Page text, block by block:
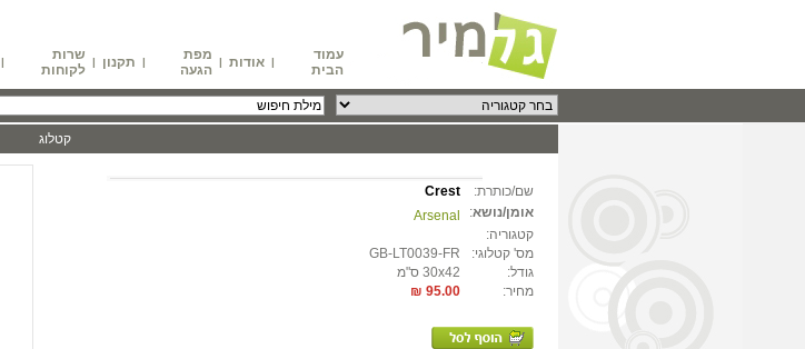
עמוד
הבית
| אודות |
מפת
הגעה
| תקנון |
שרות
לקוחות
|
קטלוג
שם/כותרת:
Crest
אומן/נושא:
Arsenal
קטגוריה:
מס' קטלוגי:
GB-LT0039-FR
גודל:
30x42 ס"מ
מחיר:
95.00 ₪